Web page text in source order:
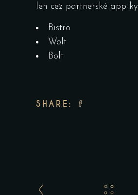
len cez partnerské app-ky
Bistro
Wolt
Bolt
SHARE: